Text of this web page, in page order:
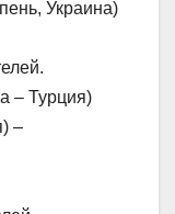
Украина)
– Турция)
–